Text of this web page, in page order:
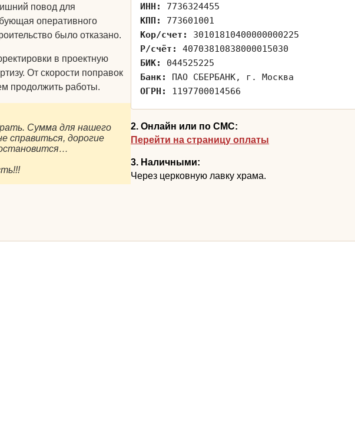
повод для
оперативного
было отказано.
в проектную
От скорости поправок
продолжить работы.
Сумма для нашего
справиться, дорогие
ИНН:
7736324455
КПП:
773601001
Кор/счет:
30101810400000000225
Р/счёт:
40703810838000015030
БИК:
044525225
Банк:
ПАО СБЕРБАНК, г. Москва
ОГРН:
1197700014566
2. Онлайн или по СМС:
Перейти на страницу оплаты
3. Наличными:
Через церковную лавку храма.